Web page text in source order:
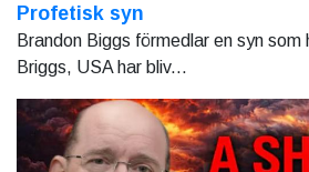
Profetisk syn
Brandon Biggs förmedlar en syn som
Briggs, USA har bliv...